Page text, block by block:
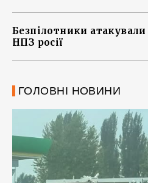
Безпілотники
НПЗ росії
ГОЛОВНІ НОВИНИ